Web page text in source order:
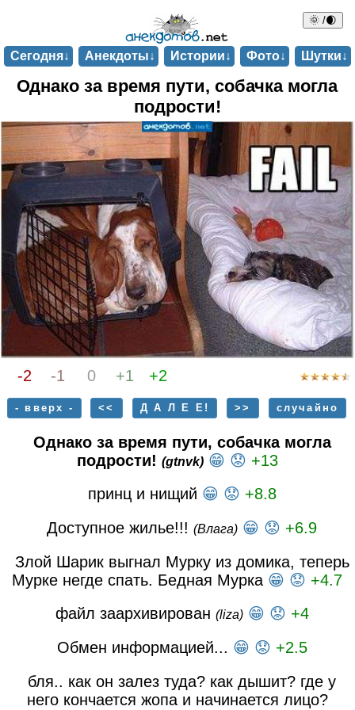
🌞 /🌒
Сегодня↓ Анекдоты↓ Истории↓ Фото↓ Шутки↓
Однако за время пути, собачка могла
подрости!
-2 -1 0 +1 +2
- вверх - << Д А Л Е Е! >> случайно
Однако за время пути, собачка могла
подрости! (gtnvk) 😁 😟 +13
принц и нищий 😁 😟 +8.8
Доступное жилье!!! (Влага) 😁 😟 +6.9
Злой Шарик выгнал Мурку из домика, теперь
Мурке негде спать. Бедная Мурка 😁 😟 +4.7
файл заархивирован (liza) 😁 😟 +4
Обмен информацией... 😁 😟 +2.5
бля.. как он залез туда? как дышит? где у
него кончается жопа и начинается лицо?